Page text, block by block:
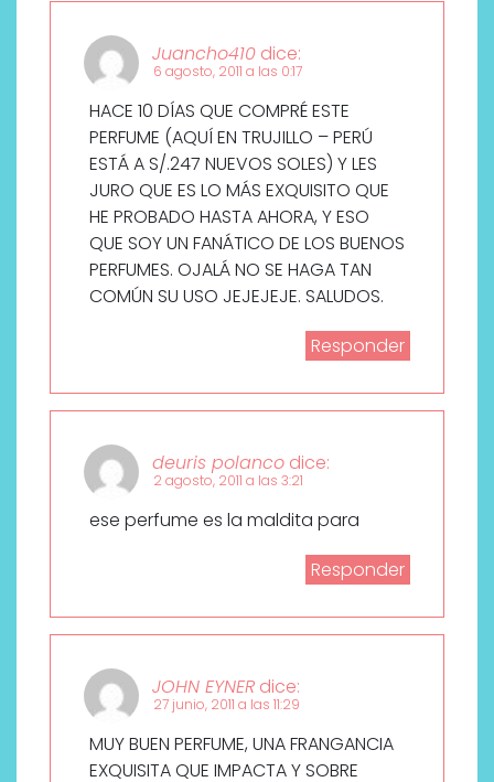
Juancho410 dice:
6 agosto, 2011 a las 0:17
HACE 10 DÍAS QUE COMPRÉ ESTE
PERFUME (AQUÍ EN TRUJILLO – PERÚ
ESTÁ A S/.247 NUEVOS SOLES) Y LES
JURO QUE ES LO MÁS EXQUISITO QUE
HE PROBADO HASTA AHORA, Y ESO
QUE SOY UN FANÁTICO DE LOS BUENOS
PERFUMES. OJALÁ NO SE HAGA TAN
COMÚN SU USO JEJEJEJE. SALUDOS.
Responder
deuris polanco dice:
2 agosto, 2011 a las 3:21
ese perfume es la maldita para
Responder
JOHN EYNER dice:
27 junio, 2011 a las 11:29
MUY BUEN PERFUME, UNA FRANGANCIA
EXQUISITA QUE IMPACTA Y SOBRE